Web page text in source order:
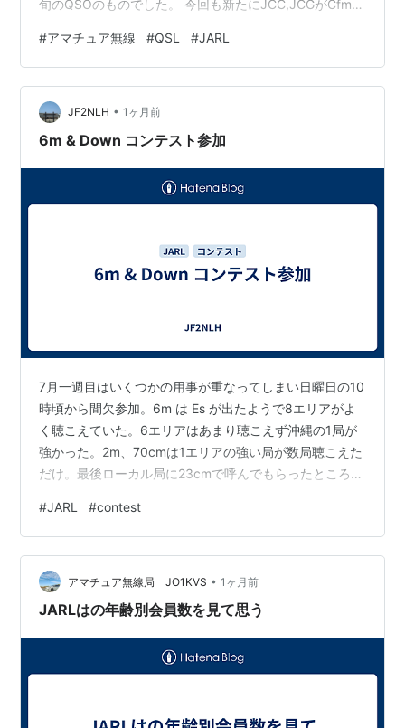
旬のQSOのものでした。 今回も新たにJCC,JCGがCfmで
QSLも入っていました。 TNX
#アマチュア無線 #QSL #JARL
JF2NLH • 1ヶ月前
6m & Down コンテスト参加
7月一週目はいくつかの用事が重なってしまい日曜日の10
時頃から間欠参加。6m は Es が出たようで8エリアがよ
く聴こえていた。6エリアはあまり聴こえず沖縄の1局が
強かった。2m、70cmは1エリアの強い局が数局聴こえた
だけ。最後ローカル局に23cmで呼んでもらったところで
た。
#JARL #contest
アマチュア無線局 JO1KVS • 1ヶ月前
JARLはの年齢別会員数を見て思う